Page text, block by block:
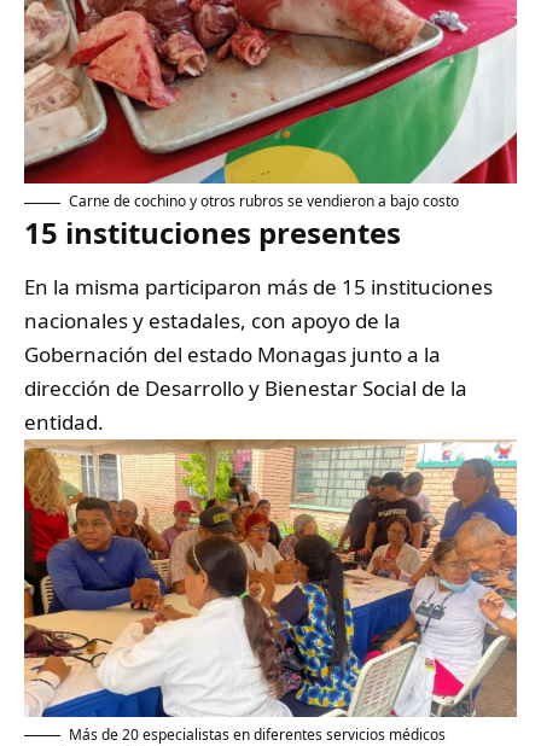
Carne de cochino y otros rubros se vendieron a bajo costo
15 instituciones presentes
En la misma participaron más de 15 instituciones
nacionales y estadales, con apoyo de la
Gobernación del estado Monagas junto a la
dirección de Desarrollo y Bienestar Social de la
entidad.
Más de 20 especialistas en diferentes servicios médicos